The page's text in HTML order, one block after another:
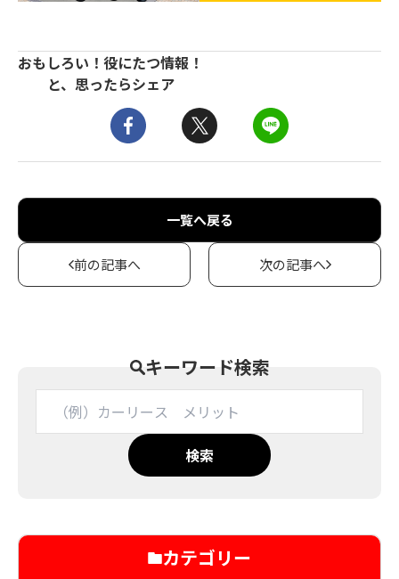
おもしろい！役にたつ情報！
と、思ったらシェア
一覧へ戻る
前の記事へ 次の記事へ
キーワード検索
検索
カテゴリー